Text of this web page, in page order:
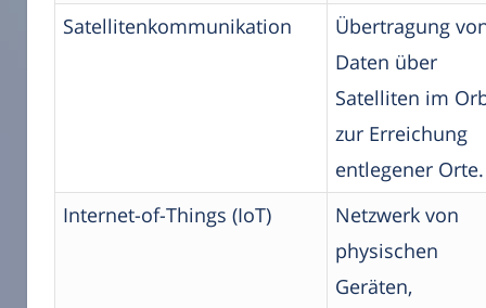
Satellitenkommunikation
Übertragung
Daten über
Satelliten im
zur Erreichung
entlegener Orte.
Internet-of-Things (IoT)
Netzwerk von
physischen
Geräten,